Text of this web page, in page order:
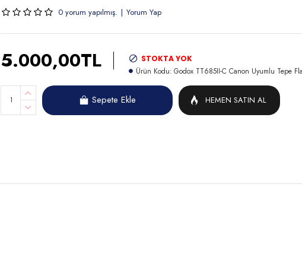
0 yorum yapılmış. | Yorum Yap
5.000,00TL STOKTA YOK
Ürün Kodu: Godox TT685II-C Canon Uyumlu Tepe
Sepete Ekle HEMEN SATIN AL